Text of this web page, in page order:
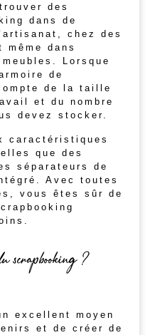
des
dans de
chez des
dans
Lorsque
de
de la taille
et du nombre
devez stocker.
caractéristiques
que des
séparateurs de
Avec toutes
vous êtes sûr de
scrapbooking ?
excellent moyen
et de créer de